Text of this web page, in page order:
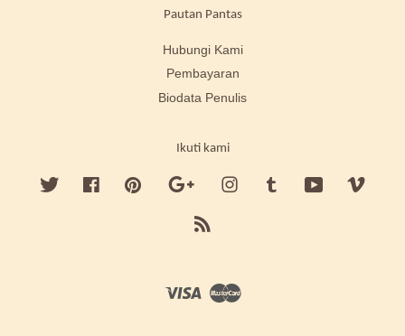
Pautan Pantas
Hubungi Kami
Pembayaran
Biodata Penulis
Ikuti kami
Twitter FacebookPinterest Google InstagramTumblr YouTube
Visa Master